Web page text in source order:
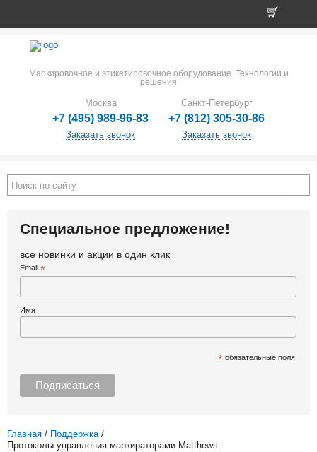
Маркировочное и этикетировочное оборудование. Технологии и
решения
Москва
+7 (495) 989-96-83
Заказать звонок
Санкт-Петербург
+7 (812) 305-30-86
Заказать звонок
Специальное предложение!
все новинки и акции в один клик
Email *
Имя
*обязательные поля
Главная / Поддержка /
Протоколы управления маркираторами Matthews